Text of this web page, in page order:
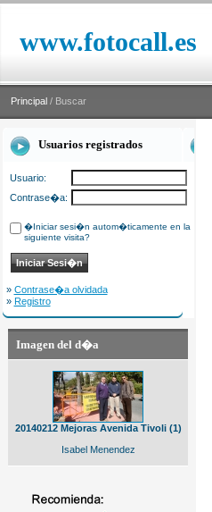
www.fotocall.es
Principal / Buscar
Usuarios registrados
Usuario:
Contrase�a:
�Iniciar sesi�n autom�ticamente en la
siguiente visita?
» Contrase�a olvidada
» Registro
Imagen del d�a
20140212 Mejoras Avenida Tivoli (1)
Isabel Menendez